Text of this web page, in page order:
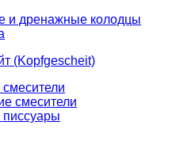
и дренажные колодцы
(Kopfgescheit)
смесители
пиcсуары